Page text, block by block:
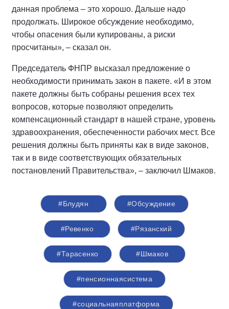
данная проблема – это хорошо. Дальше надо
продолжать. Широкое обсуждение необходимо,
чтобы опасения были купированы, а риски
просчитаны», – сказал он.
Председатель ФНПР высказал предложение о
необходимости принимать закон в пакете. «И в этом
пакете должны быть собраны решения всех тех
вопросов, которые позволяют определить
компенсационный стандарт в нашей стране, уровень
здравоохранения, обеспеченности рабочих мест. Все
решения должны быть приняты как в виде законов,
так и в виде соответствующих обязательных
постановлений Правительства», – заключил Шмаков.
#Блудян #Обсуждение
#Ревенко #Рязанский
#Тарасенко #Шмаков
#пенсионнаясистема
#социальнаяплатформа